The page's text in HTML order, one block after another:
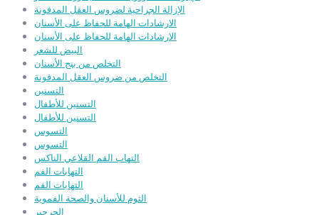
الإزالة الجراحية لضروس العقل المدفونة
الارشادات الهامة للحفاظ على الأسنان
الارشادات الهامة للحفاظ على الأسنان
البيض للشعر
التخلص من بنج الأسنان
التخلص من ضروس العقل المدفونة
التسنين
التسنين للأطفال
التسنين للأطفال
التسوس
التسوس
التهاب الفم القلاعي الناكس
التهابات الفم
التهابات الفم
الثوم للأسنان والصحة الفموية
الجرجير